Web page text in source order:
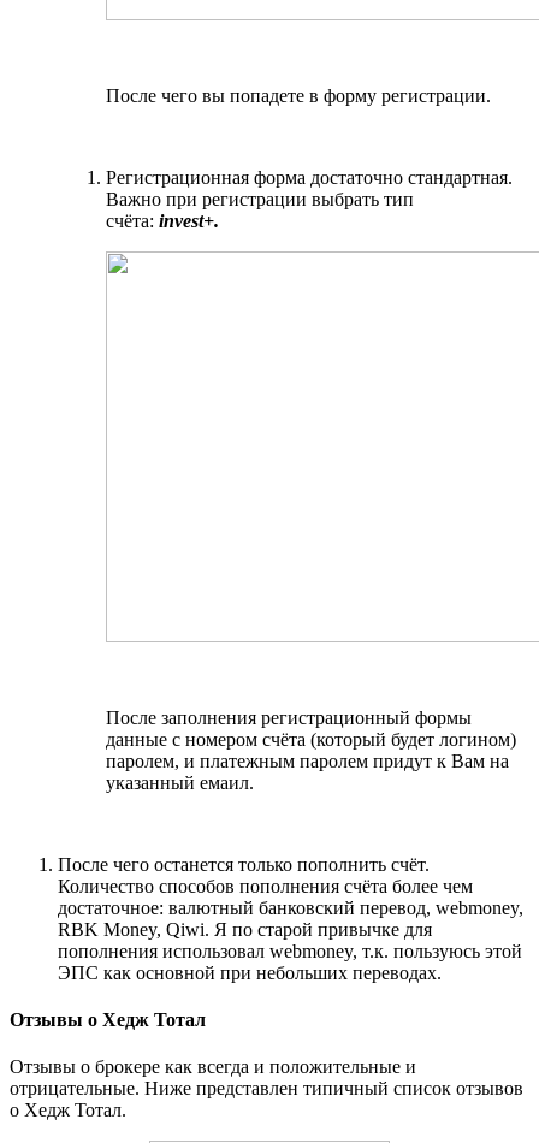
После чего вы попадете в форму регистрации.
Регистрационная форма достаточно стандартная.
Важно при регистрации выбрать тип
счёта: invest+.
После заполнения регистрационный формы
данные с номером счёта (который будет логином)
паролем, и платежным паролем придут к Вам на
указанный емаил.
После чего останется только пополнить счёт.
Количество способов пополнения счёта более чем
достаточное: валютный банковский перевод, webmoney,
RBK Money, Qiwi. Я по старой привычке для
пополнения использовал webmoney, т.к. пользуюсь этой
ЭПС как основной при небольших переводах.
Отзывы о Хедж Тотал
Отзывы о брокере как всегда и положительные и
отрицательные. Ниже представлен типичный список отзывов
о Хедж Тотал.